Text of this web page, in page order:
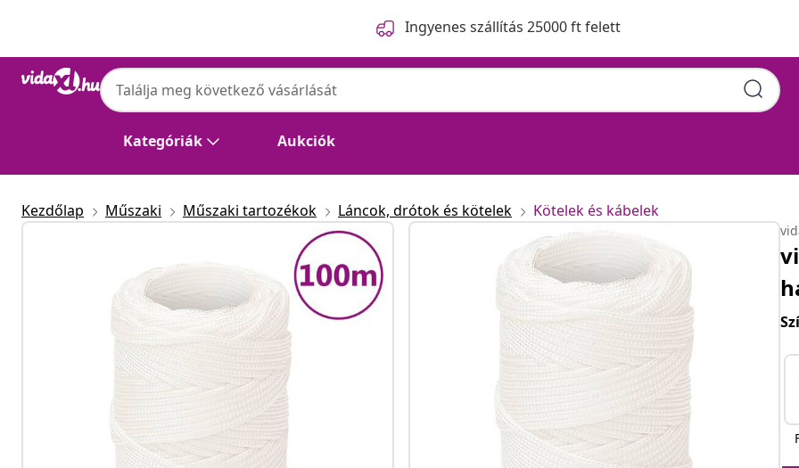
Ingyenes szállítás 25000 ft felett
Kategóriák Aukciók
Kezdőlap Műszaki Műszaki tartozékok Láncok, drótok és kötelek Kötelek és kábelek